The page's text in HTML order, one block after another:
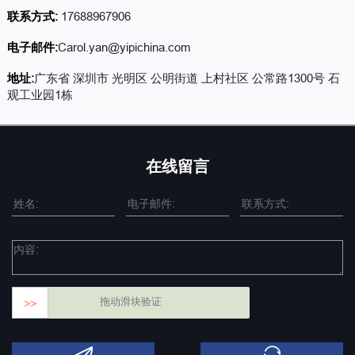
联系方式:17688967906
电子邮件:Carol.yan@yipichina.com
地址:广东省 深圳市 光明区 公明街道 上村社区 公常路1300号 石
观工业园1栋
在线留言
>> 拖动滑块验证